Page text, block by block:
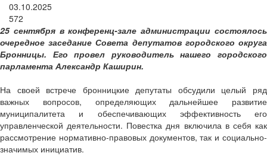
03.10.2025
572
25 сентября в конференц-зале администрации состоялось
очередное заседание Совета депутатов городского округа
Бронницы. Его провел руководитель нашего городского
парламента Александр Каширин.
На своей встрече бронницкие депутаты обсудили целый ряд
важных вопросов, определяющих дальнейшее развитие
муниципалитета и обеспечивающих эффективность его
управленческой деятельности. Повестка дня включила в себя как
рассмотрение нормативно-правовых документов, так и социально-
значимых инициатив.